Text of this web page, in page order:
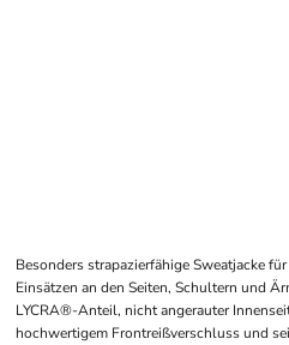
Besonders strapazierfähige Sweatjacke
Einsätzen an den Seiten, Schultern und
LYCRA®-Anteil, nicht angerauter
hochwertigem Frontreißverschluss und